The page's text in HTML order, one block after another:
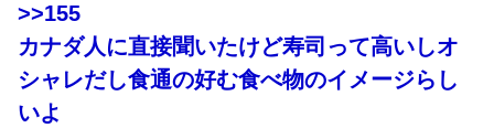
>>155
カナダ人に直接聞いたけど寿司って高いしオ
シャレだし食通の好む食べ物のイメージらし
いよ